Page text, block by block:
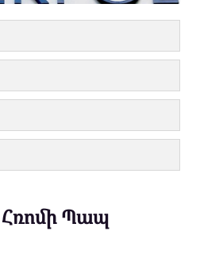
Հռոմի Պապ